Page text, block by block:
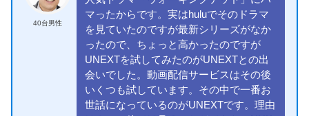
40台男性
マったからです。実はhuluでそのドラマ
を見ていたのですが最新シリーズがなか
ったので、ちょっと高かったのですが
UNEXTを試してみたのがUNEXTとの出
会いでした。動画配信サービスはその後
いくつも試しています。その中で一番お
世話になっているのがUNEXTです。理由